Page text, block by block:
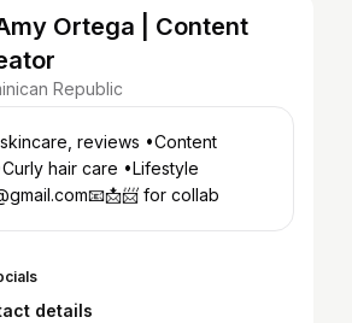
Ortega | Content
Republic
reviews •Content
hair care •Lifestyle
for collab
details